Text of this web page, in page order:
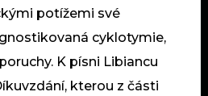
potížemi své
cyklotymie,
K písni Libiancu
kterou z části